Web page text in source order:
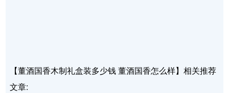
【董酒国香木制礼盒装多少钱 董酒国香怎么样】相关推荐
文章: